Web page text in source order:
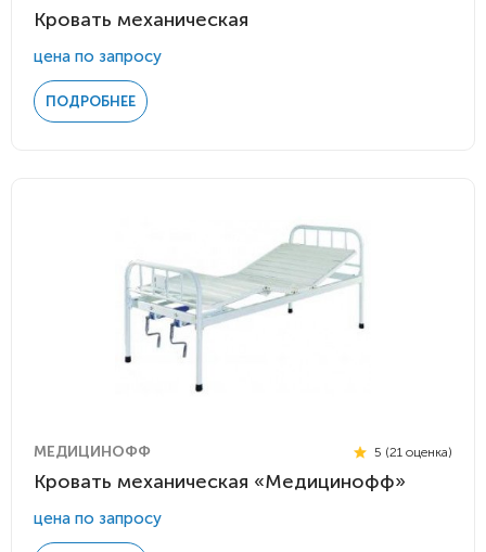
Кровать механическая
цена по запросу
ПОДРОБНЕЕ
МЕДИЦИНОФФ 5 (21 оценка)
Кровать механическая «Медицинофф»
цена по запросу